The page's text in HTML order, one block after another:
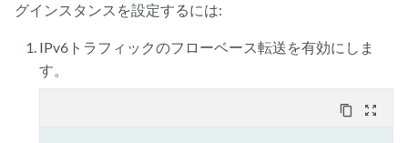
グインスタンスを設定するには:
IPv6トラフィックのフローベース転送を有効にしま
す。
content_copy zoom_out_map